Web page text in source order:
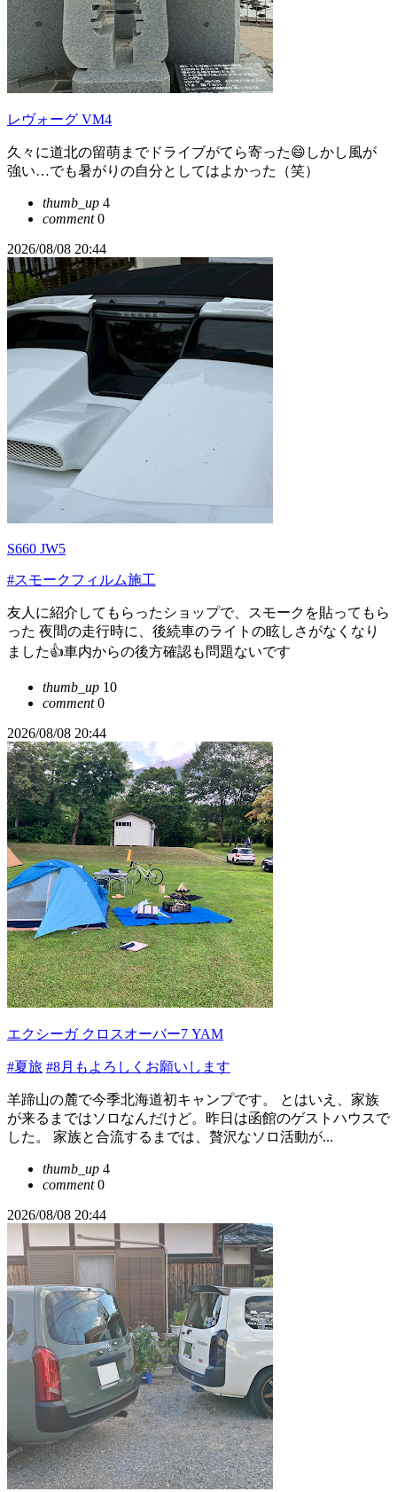
レヴォーグ VM4
久々に道北の留萌までドライブがてら寄った😄しかし風が
強い…でも暑がりの自分としてはよかった（笑）
thumb_up 4
comment0
2026/08/08 20:44
S660 JW5
#スモークフィルム施工
友人に紹介してもらったショップで、スモークを貼ってもら
った 夜間の走行時に、後続車のライトの眩しさがなくなり
ました👍車内からの後方確認も問題ないです
thumb_up 10
comment0
2026/08/08 20:44
エクシーガ クロスオーバー7 YAM
#夏旅 #8月もよろしくお願いします
羊蹄山の麓で今季北海道初キャンプです。 とはいえ、家族
が来るまではソロなんだけど。昨日は函館のゲストハウスで
した。 家族と合流するまでは、贅沢なソロ活動が...
thumb_up 4
comment0
2026/08/08 20:44